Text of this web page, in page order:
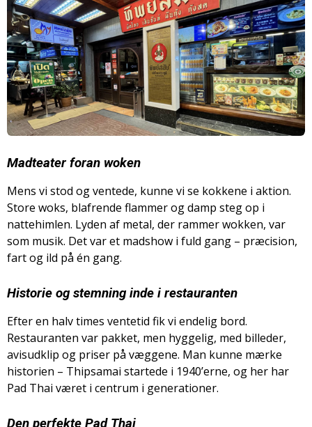
Madteater foran woken
Mens vi stod og ventede, kunne vi se kokkene i aktion.
Store woks, blafrende flammer og damp steg op i
nattehimlen. Lyden af metal, der rammer wokken, var
som musik. Det var et madshow i fuld gang – præcision,
fart og ild på én gang.
Historie og stemning inde i restauranten
Efter en halv times ventetid fik vi endelig bord.
Restauranten var pakket, men hyggelig, med billeder,
avisudklip og priser på væggene. Man kunne mærke
historien – Thipsamai startede i 1940’erne, og her har
Pad Thai været i centrum i generationer.
Den perfekte Pad Thai